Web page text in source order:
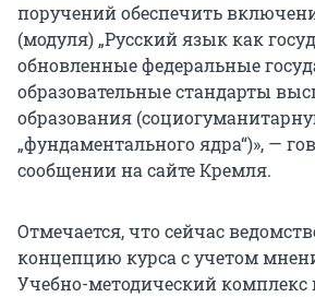
поручений обеспечить
(модуля) „Русский язык как
обновленные федеральные
образовательные стандарты
образования
„фундаментального ядра“)», —
сообщении на сайте Кремля.
Отмечается, что сейчас
концепцию курса с учетом
Учебно-методический